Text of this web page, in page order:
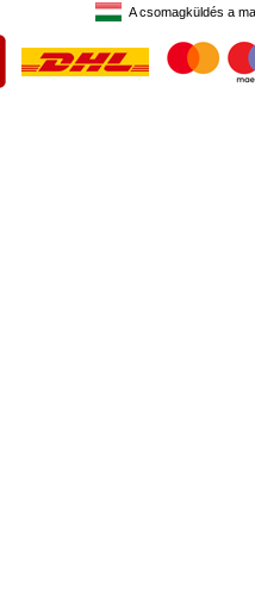
A csomagküldés a